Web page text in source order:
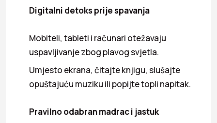
Digitalni detoks prije spavanja
Mobiteli, tableti i računari otežavaju
uspavljivanje zbog plavog svjetla.
Umjesto ekrana, čitajte knjigu, slušajte
opuštajuću muziku ili popijte topli napitak.
Pravilno odabran madrac i jastuk